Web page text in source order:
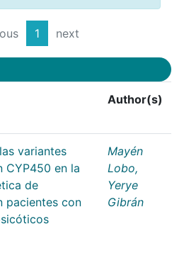
1 next
Author(s)
variantes
CYP450 en la
de
pacientes con
Mayén
Lobo,
Yerye
Gibrán